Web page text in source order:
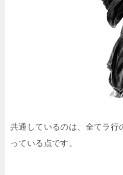
共通しているのは、全てラ行
っている点です。